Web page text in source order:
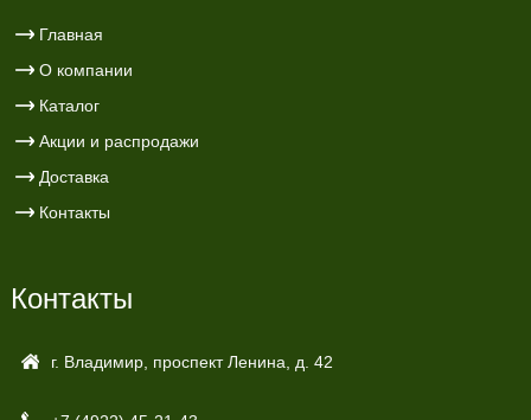
Главная
О компании
Каталог
Акции и распродажи
Доставка
Контакты
Контакты
г. Владимир, проспект Ленина, д. 42